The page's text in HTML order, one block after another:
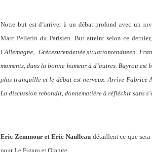
Notre but est d’arriver à un débat profond avec un
Marc Pellerin du Parisien. But atteint selon ce
l’Allemagne, Grècesurendettée,situationtendueen
moments, dans la bonne humeur à d’autres. Bayrou
plus tranquille et le débat est nerveux. Arrive
La discussion rebondit, donnematière à réfléchir sans
Eric Zemmour et Eric Naulleaudétaillent ce que sera
pour Le Figaro et Orange.